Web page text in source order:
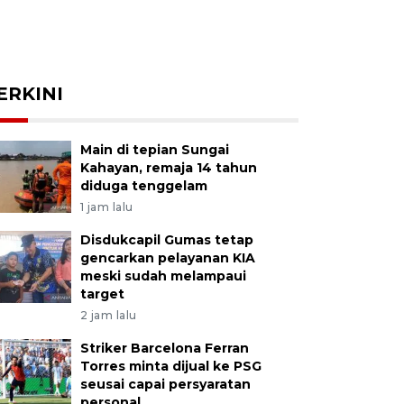
Main di tepian Sungai
Kahayan, remaja 14 tahun
diduga tenggelam
1 jam lalu
Disdukcapil Gumas tetap
gencarkan pelayanan KIA
meski sudah melampaui
target
2 jam lalu
Striker Barcelona Ferran
Torres minta dijual ke PSG
seusai capai persyaratan